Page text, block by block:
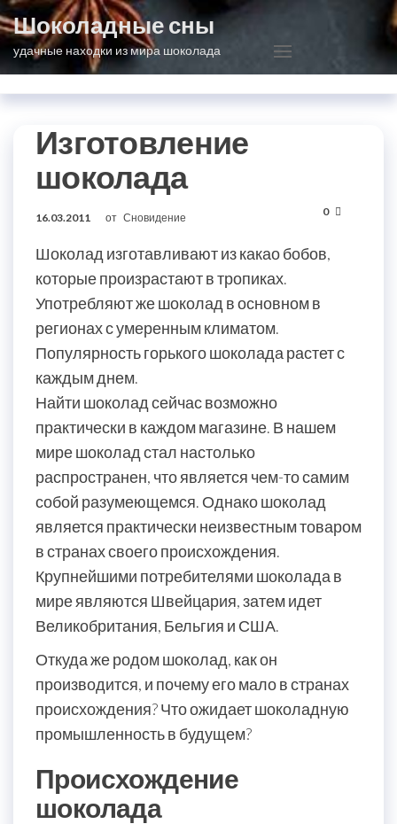
Перейти
к
содержимому
Шоколадные сны
удачные находки из мира шоколада
Изготовление
шоколада
16.03.2011 от Сновидение 0
Шоколад изготавливают из какао бобов,
которые произрастают в тропиках.
Употребляют же шоколад в основном в
регионах с умеренным климатом.
Популярность горького шоколада растет с
каждым днем.
Найти шоколад сейчас возможно
практически в каждом магазине. В нашем
мире шоколад стал настолько
распространен, что является чем-то самим
собой разумеющемся. Однако шоколад
является практически неизвестным товаром
в странах своего происхождения.
Крупнейшими потребителями шоколада в
мире являются Швейцария, затем идет
Великобритания, Бельгия и США.
Откуда же родом шоколад, как он
производится, и почему его мало в странах
происхождения? Что ожидает шоколадную
промышленность в будущем?
Происхождение
шоколада